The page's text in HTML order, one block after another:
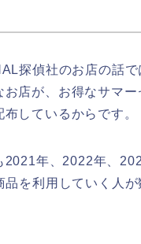
探偵社のお店の話で
お店が、お得なサマー
しているからです。
2021年、2022年、
品を利用していく人